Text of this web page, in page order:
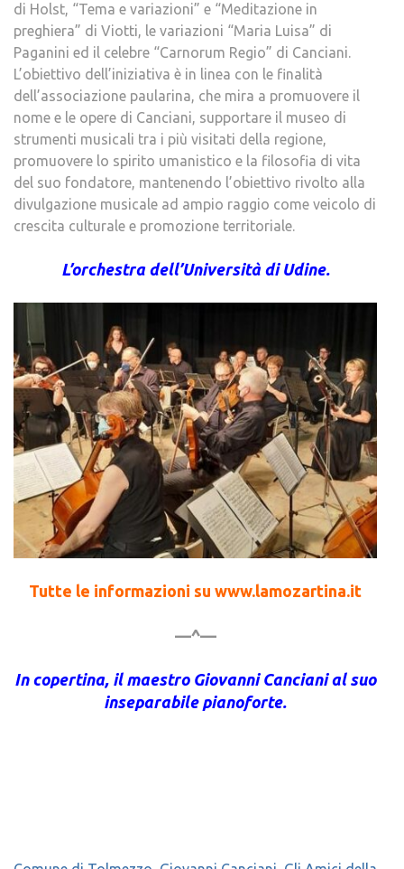
di Holst, “Tema e variazioni” e “Meditazione in
preghiera” di Viotti, le variazioni “Maria Luisa” di
Paganini ed il celebre “Carnorum Regio” di Canciani.
L’obiettivo dell’iniziativa è in linea con le finalità
dell’associazione paularina, che mira a promuovere il
nome e le opere di Canciani, supportare il museo di
strumenti musicali tra i più visitati della regione,
promuovere lo spirito umanistico e la filosofia di vita
del suo fondatore, mantenendo l’obiettivo rivolto alla
divulgazione musicale ad ampio raggio come veicolo di
crescita culturale e promozione territoriale.
L’orchestra dell’Università di Udine.
Tutte le informazioni su www.lamozartina.it
—^—
In copertina, il maestro Giovanni Canciani al suo
inseparabile pianoforte.